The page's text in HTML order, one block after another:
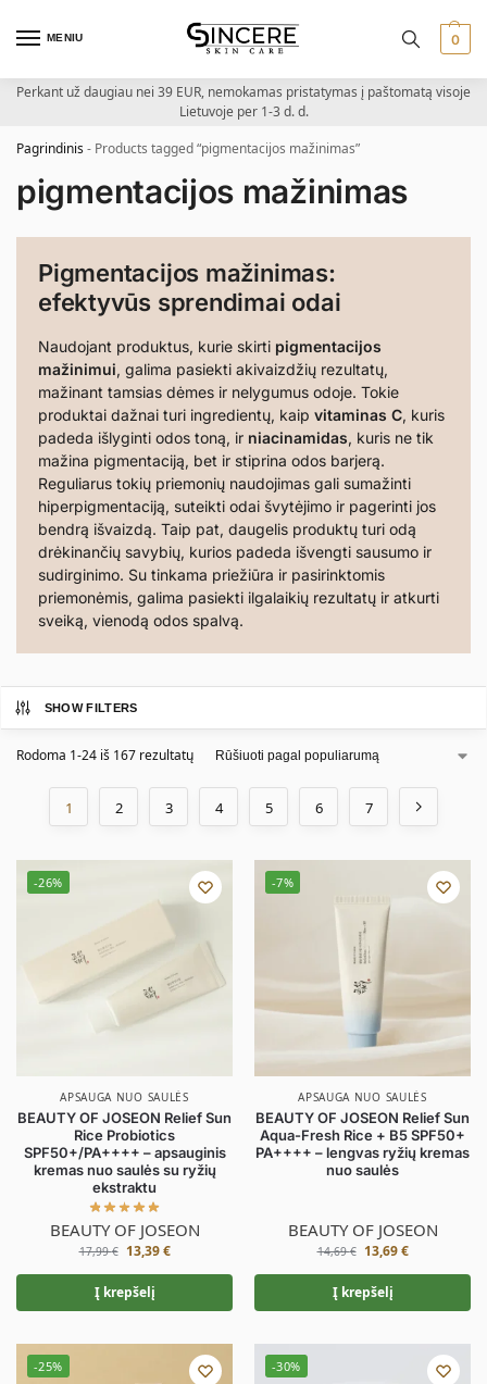
MENIU 0
Perkant už daugiau nei 39 EUR, nemokamas pristatymas į paštomatą visoje
Lietuvoje per 1-3 d. d.
Pagrindinis- Products tagged “pigmentacijos mažinimas”
pigmentacijos mažinimas
Pigmentacijos mažinimas:
efektyvūs sprendimai odai
Naudojant produktus, kurie skirti pigmentacijos
mažinimui, galima pasiekti akivaizdžių rezultatų,
mažinant tamsias dėmes ir nelygumus odoje. Tokie
produktai dažnai turi ingredientų, kaip vitaminas C, kuris
padeda išlyginti odos toną, ir niacinamidas, kuris ne tik
mažina pigmentaciją, bet ir stiprina odos barjerą.
Reguliarus tokių priemonių naudojimas gali sumažinti
hiperpigmentaciją, suteikti odai švytėjimo ir pagerinti jos
bendrą išvaizdą. Taip pat, daugelis produktų turi odą
drėkinančių savybių, kurios padeda išvengti sausumo ir
sudirginimo. Su tinkama priežiūra ir pasirinktomis
priemonėmis, galima pasiekti ilgalaikių rezultatų ir atkurti
sveiką, vienodą odos spalvą.
SHOW FILTERS
Rodoma 1-24 iš 167 rezultatų
1 2 3 4 5 6 7
-26%
APSAUGA NUO SAULĖS
BEAUTY OF JOSEON Relief Sun
Rice Probiotics
SPF50+/PA++++ – apsauginis
kremas nuo saulės su ryžių
ekstraktu
BEAUTY OF JOSEON
17,99€ 13,39€
Į krepšelį
-7%
APSAUGA NUO SAULĖS
BEAUTY OF JOSEON Relief Sun
Aqua-Fresh Rice + B5 SPF50+
PA++++ – lengvas ryžių kremas
nuo saulės
BEAUTY OF JOSEON
14,69€ 13,69€
Į krepšelį
-25% -30%